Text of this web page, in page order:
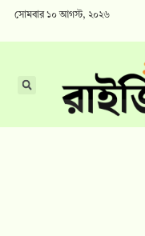
সোমবার ১০ আগস্ট, ২০২৬